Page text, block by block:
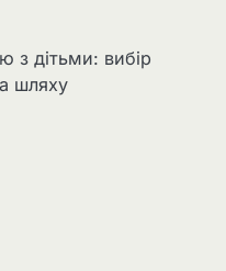
з дітьми: вибір
шляху